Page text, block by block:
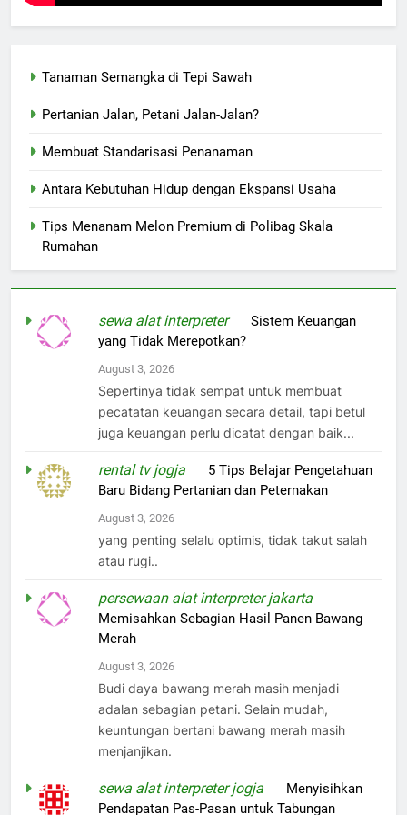
Tanaman Semangka di Tepi Sawah
Pertanian Jalan, Petani Jalan-Jalan?
Membuat Standarisasi Penanaman
Antara Kebutuhan Hidup dengan Ekspansi Usaha
Tips Menanam Melon Premium di Polibag Skala
Rumahan
sewa alat interpreteronSistem Keuangan
yang Tidak Merepotkan?
August 3, 2026
Sepertinya tidak sempat untuk membuat
pecatatan keuangan secara detail, tapi betul
juga keuangan perlu dicatat dengan baik...
rental tv jogja
5 Tips Belajar Pengetahuan
Baru Bidang Pertanian dan Peternakan
August 3, 2026
yang penting selalu optimis, tidak takut salah
atau rugi..
persewaan alat interpreter jakarta
Memisahkan Sebagian Hasil Panen Bawang
Merah
August 3, 2026
Budi daya bawang merah masih menjadi
adalan sebagian petani. Selain mudah,
keuntungan bertani bawang merah masih
menjanjikan.
sewa alat interpreter jogja
Menyisihkan
Pendapatan Pas-Pasan untuk Tabungan